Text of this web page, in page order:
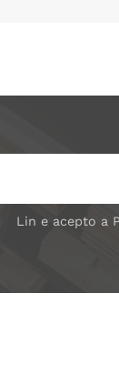
Lin e acepto a